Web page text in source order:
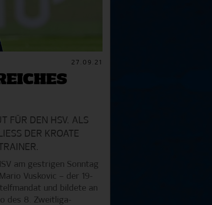
27.09.21
FÜR DEN HSV. ALS
DER KROATE N
am gestrigen Sonntag
Vuskovic – der 19-
und bildete an
des 8. Zweitliga-